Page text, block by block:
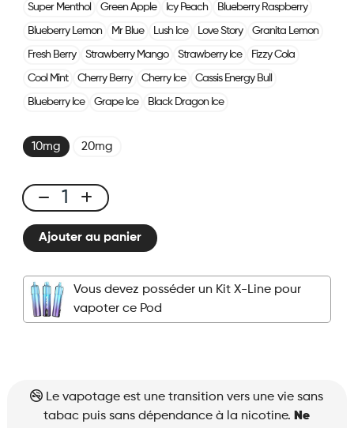
Super Menthol Green Apple Icy Peach Blueberry Raspberry
Blueberry Lemon Mr Blue Lush Ice Love Story Granita Lemon
Fresh Berry Strawberry Mango Strawberry Ice Fizzy Cola
Cool Mint Cherry Berry Cherry Ice Cassis Energy Bull
Blueberry Ice Grape Ice Black Dragon Ice
10mg 20mg
X-
LINE
-
Fraise
Kiwi
quantité
Ajouter au panier
Vous devez posséder un Kit X-Line pour
vapoter ce Pod
Le vapotage est une transition vers une vie sans
tabac puis sans dépendance à la nicotine. Ne